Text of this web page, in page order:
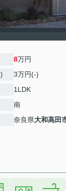
8万円
3万円(-)
1LDK
南
奈良県大和高田